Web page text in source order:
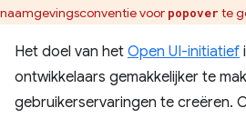
naamgevingsconventie voor popover te
Het doel van het Open UI-initiatief
ontwikkelaars gemakkelijker te
gebruikerservaringen te creëren.